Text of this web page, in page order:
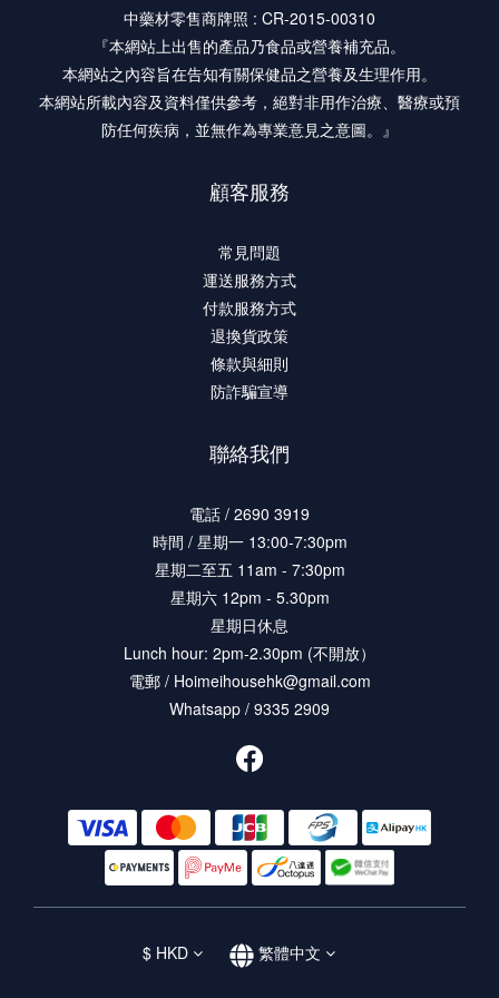
中藥材零售商牌照 : CR-2015-00310
『本網站上出售的產品乃食品或營養補充品。
本網站之內容旨在告知有關保健品之營養及生理作用。
本網站所載內容及資料僅供參考，絕對非用作治療、醫療或預
防任何疾病，並無作為專業意見之意圖。』
顧客服務
常見問題
運送服務方式
付款服務方式
退換貨政策
條款與細則
防詐騙宣導
聯絡我們
電話 / 2690 3919
時間 / 星期一 13:00-7:30pm
星期二至五 11am - 7:30pm
星期六 12pm - 5.30pm
星期日休息
Lunch hour: 2pm-2.30pm (不開放）
電郵 / Hoimeihousehk@gmail.com
Whatsapp / 9335 2909
$ HKD 繁體中文